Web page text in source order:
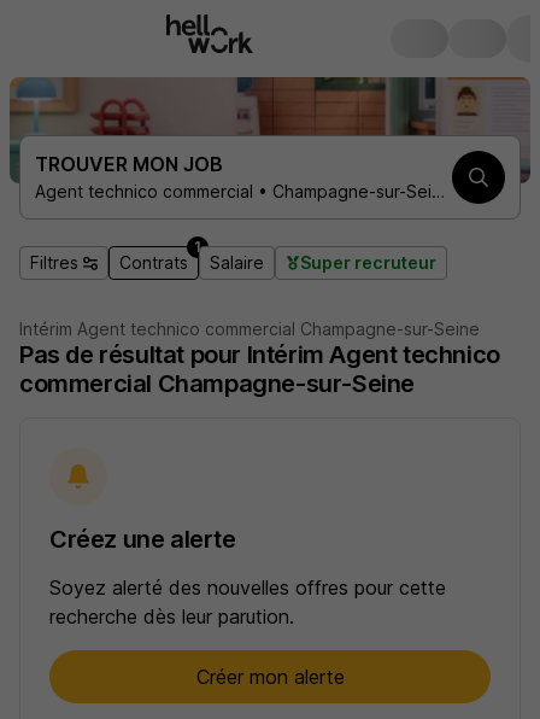
TROUVER MON JOB
Agent technico commercial • Champagne-sur-Seine 77430 • 1 contrat
Filtres Contrats
1
Salaire Super recruteur
Intérim Agent technico commercial Champagne-sur-Seine
Pas de résultat pour Intérim Agent technico
commercial Champagne-sur-Seine
Créez une alerte
Soyez alerté des nouvelles offres pour cette
recherche dès leur parution.
Créer mon alerte